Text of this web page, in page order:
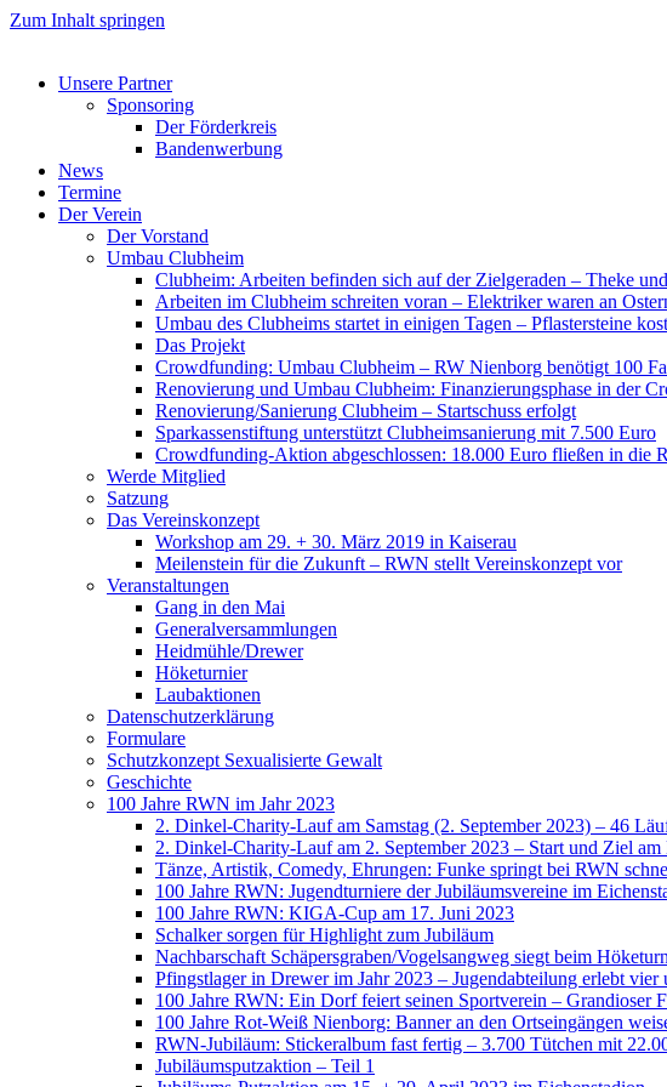
Zum Inhalt springen
Unsere Partner
Sponsoring
Der Förderkreis
Bandenwerbung
News
Termine
Der Verein
Der Vorstand
Umbau Clubheim
Clubheim: Arbeiten befinden sich auf der Zielgeraden – Theke
Arbeiten im Clubheim schreiten voran – Elektriker waren an
Umbau des Clubheims startet in einigen Tagen – Pflastersteine
Das Projekt
Crowdfunding: Umbau Clubheim – RW Nienborg benötigt 100
Renovierung und Umbau Clubheim: Finanzierungsphase in der
Renovierung/Sanierung Clubheim – Startschuss erfolgt
Sparkassenstiftung unterstützt Clubheimsanierung mit 7.500 Euro
Crowdfunding-Aktion abgeschlossen: 18.000 Euro fließen in die
Werde Mitglied
Satzung
Das Vereinskonzept
Workshop am 29. + 30. März 2019 in Kaiserau
Meilenstein für die Zukunft – RWN stellt Vereinskonzept vor
Veranstaltungen
Gang in den Mai
Generalversammlungen
Heidmühle/Drewer
Höketurnier
Laubaktionen
Datenschutzerklärung
Formulare
Schutzkonzept Sexualisierte Gewalt
Geschichte
100 Jahre RWN im Jahr 2023
2. Dinkel-Charity-Lauf am Samstag (2. September 2023) – 46
2. Dinkel-Charity-Lauf am 2. September 2023 – Start und Ziel am
Tänze, Artistik, Comedy, Ehrungen: Funke springt bei RWN
100 Jahre RWN: Jugendturniere der Jubiläumsvereine im
100 Jahre RWN: KIGA-Cup am 17. Juni 2023
Schalker sorgen für Highlight zum Jubiläum
Nachbarschaft Schäpersgraben/Vogelsangweg siegt beim
Pfingstlager in Drewer im Jahr 2023 – Jugendabteilung erlebt vier
100 Jahre RWN: Ein Dorf feiert seinen Sportverein – Grandioser
100 Jahre Rot-Weiß Nienborg: Banner an den Ortseingängen
RWN-Jubiläum: Stickeralbum fast fertig – 3.700 Tütchen mit
Jubiläumsputzaktion – Teil 1